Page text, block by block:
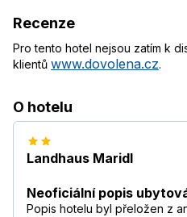
Recenze
Pro tento hotel nejsou zatím k
klientů www.dovolena.cz.
O hotelu
Landhaus Maridl
Neoficiální popis
Popis hotelu byl přeložen z